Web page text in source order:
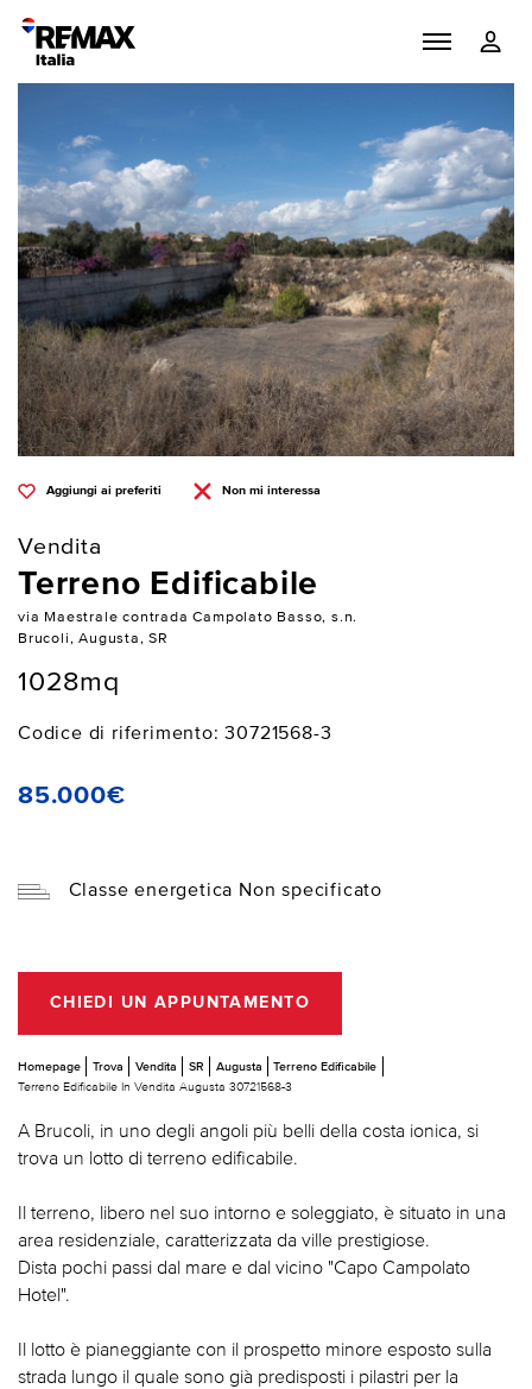
Aggiungi ai preferiti Non mi interessa
Vendita
Terreno Edificabile
via Maestrale contrada Campolato Basso, s.n.
Brucoli, Augusta, SR
1028mq
Codice di riferimento: 30721568-3
85.000€
Classe energetica Non specificato
CHIEDI UN APPUNTAMENTO
Homepage Trova Vendita SR Augusta
Terreno Edificabile
Terreno Edificabile In Vendita Augusta 30721568-3
A Brucoli, in uno degli angoli più belli della costa ionica, si
trova un lotto di terreno edificabile.
Il terreno, libero nel suo intorno e soleggiato, è situato in una
area residenziale, caratterizzata da ville prestigiose.
Dista pochi passi dal mare e dal vicino "Capo Campolato
Hotel".
Il lotto è pianeggiante con il prospetto minore esposto sulla
strada lungo il quale sono già predisposti i pilastri per la